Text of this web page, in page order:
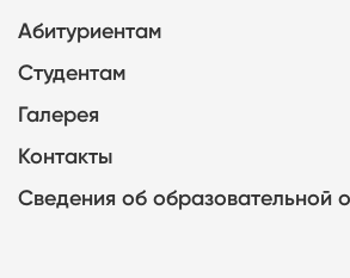
Абитуриентам
Студентам
Галерея
Контакты
Сведения об образовательной